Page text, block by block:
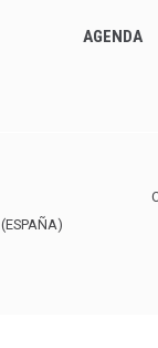
AGENDA
(ESPAÑA)